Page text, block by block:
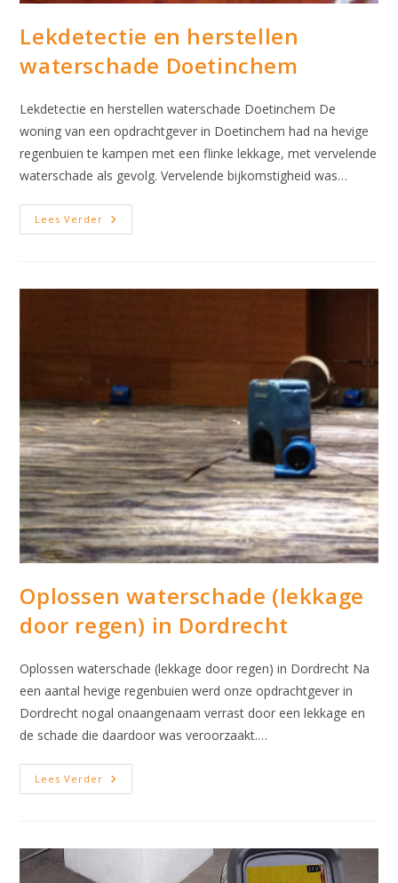
Lekdetectie en herstellen
waterschade Doetinchem
Lekdetectie en herstellen waterschade Doetinchem De
woning van een opdrachtgever in Doetinchem had na hevige
regenbuien te kampen met een flinke lekkage, met vervelende
waterschade als gevolg. Vervelende bijkomstigheid was…
Lees Verder Lekdetectie
En
Oplossen waterschade (lekkage
door regen) in Dordrecht
Oplossen waterschade (lekkage door regen) in Dordrecht Na
een aantal hevige regenbuien werd onze opdrachtgever in
Dordrecht nogal onaangenaam verrast door een lekkage en
de schade die daardoor was veroorzaakt.…
Lees Verder Oplossen
Waterschade
Dordrecht